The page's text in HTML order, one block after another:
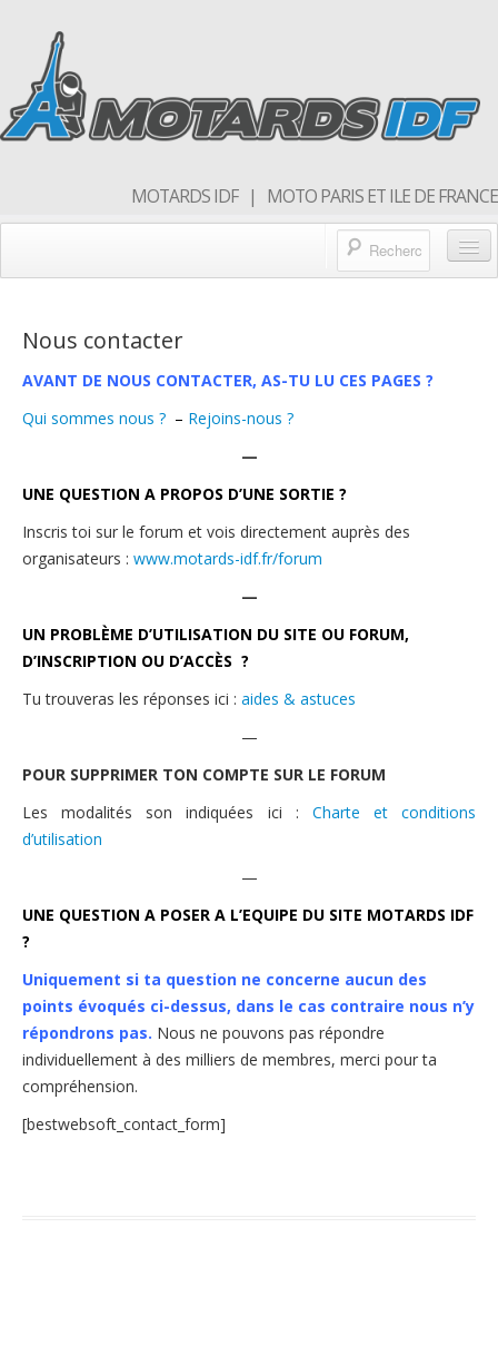
MOTARDS IDF | MOTO PARIS ET ILE DE FRANCE
Forum
Balades & sorties moto
Qui sommes nous
Nous contacter
Nous contacter
AVANT DE NOUS CONTACTER, AS-TU LU CES PAGES ?
Qui sommes nous ? – Rejoins-nous ?
—
UNE QUESTION A PROPOS D’UNE SORTIE ?
Inscris toi sur le forum et vois directement auprès des
organisateurs : www.motards-idf.fr/forum
—
UN PROBLÈME D’UTILISATION DU SITE OU FORUM,
D’INSCRIPTION OU D’ACCÈS ?
Tu trouveras les réponses ici : aides & astuces
—
POUR SUPPRIMER TON COMPTE SUR LE FORUM
Les modalités son indiquées ici : Charte et conditions
d’utilisation
—
UNE QUESTION A POSER A L’EQUIPE DU SITE MOTARDS IDF
?
Uniquement si ta question ne concerne aucun des
points évoqués ci-dessus, dans le cas contraire nous n’y
répondrons pas. Nous ne pouvons pas répondre
individuellement à des milliers de membres, merci pour ta
compréhension.
[bestwebsoft_contact_form]